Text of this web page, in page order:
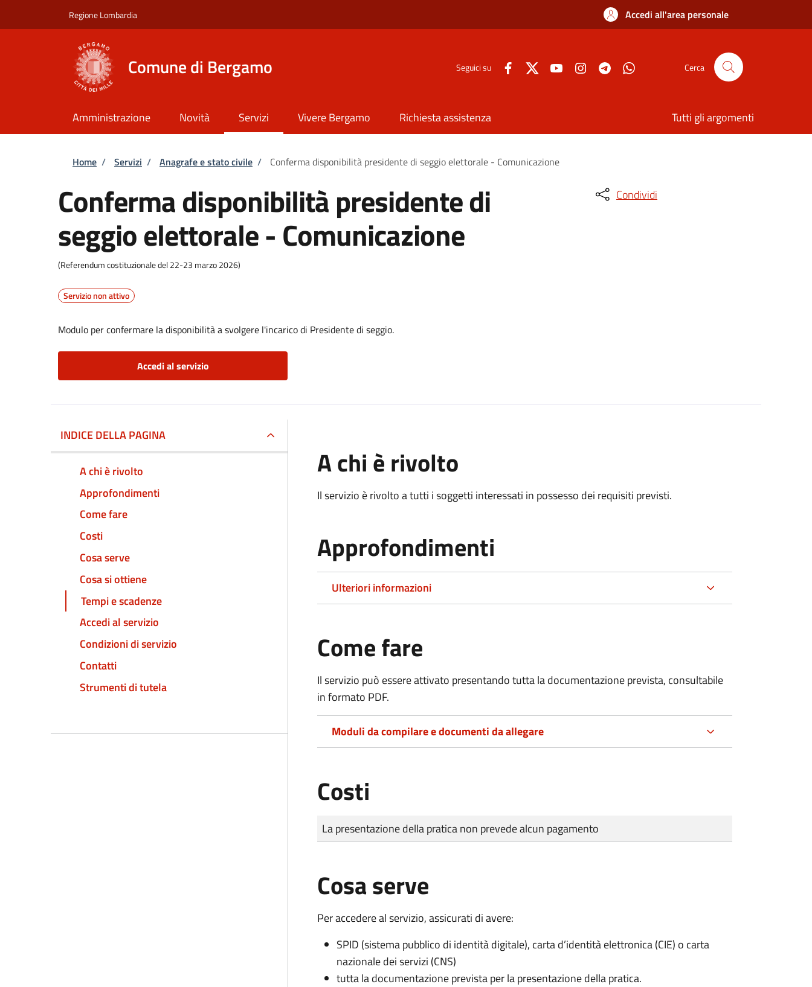
Regione Lombardia Accedi all'area personale
Comune di Bergamo Seguici su Cerca
Amministrazione Novità Servizi Vivere Bergamo Richiesta assistenza Tutti gli argomenti
Briciole di pane
Home / Servizi / Anagrafe e stato civile / Conferma disponibilità presidente di seggio elettorale - Comunicazione
Conferma disponibilità presidente di
seggio elettorale - Comunicazione
(Referendum costituzionale del 22-23 marzo 2026)
Servizio non attivo
Modulo per confermare la disponibilità a svolgere l'incarico di Presidente di seggio.
Accedi al servizio
Condividi
INDICE DELLA PAGINA
A chi è rivolto
Approfondimenti
Come fare
Costi
Cosa serve
Cosa si ottiene
Tempi e scadenze
Accedi al servizio
Condizioni di servizio
Contatti
Strumenti di tutela
A chi è rivolto
Il servizio è rivolto a tutti i soggetti interessati in possesso dei requisiti previsti.
Approfondimenti
Ulteriori informazioni
Come fare
Il servizio può essere attivato presentando tutta la documentazione prevista, consultabile
in formato PDF.
Moduli da compilare e documenti da allegare
Costi
Tipo di pagamento
Importo
La presentazione della pratica non prevede alcun pagamento
Cosa serve
Per accedere al servizio, assicurati di avere:
SPID (sistema pubblico di identità digitale), carta d’identità elettronica (CIE) o carta
nazionale dei servizi (CNS)
tutta la documentazione prevista per la presentazione della pratica.